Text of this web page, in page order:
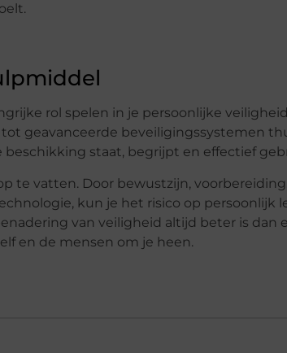
rol spelen in je persoonlijke
geavanceerde beveiligingssystemen
staat, begrijpt en effectief
te vatten. Door bewustzijn,
kun je het risico op persoonlijk
van veiligheid altijd beter is dan
en de mensen om je heen.